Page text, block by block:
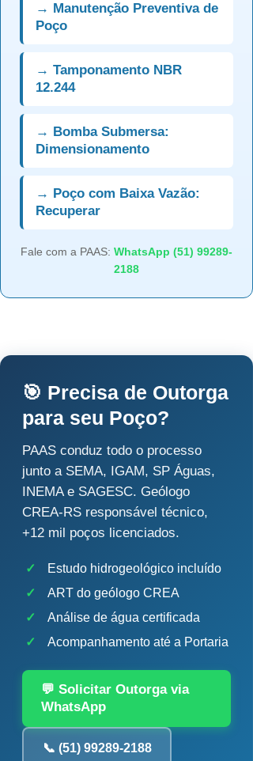
→ Manutenção Preventiva de
Poço
→ Tamponamento NBR
12.244
→ Bomba Submersa:
Dimensionamento
→ Poço com Baixa Vazão:
Recuperar
Fale com a PAAS: WhatsApp (51) 99289-
2188
🎯 Precisa de Outorga
para seu Poço?
PAAS conduz todo o processo
junto a SEMA, IGAM, SP Águas,
INEMA e SAGESC. Geólogo
CREA-RS responsável técnico,
+12 mil poços licenciados.
✓
Estudo hidrogeológico incluído
✓
ART do geólogo CREA
✓
Análise de água certificada
✓
Acompanhamento até a Portaria
💬 Solicitar Outorga via
WhatsApp
📞 (51) 99289-2188